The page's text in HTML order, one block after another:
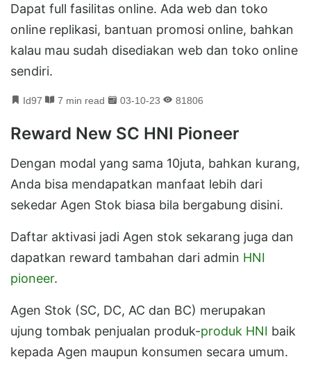
Dapat full fasilitas online. Ada web dan toko
online replikasi, bantuan promosi online, bahkan
kalau mau sudah disediakan web dan toko online
sendiri.
Id97 7 min read 03-10-23 81806
Reward New SC HNI Pioneer
Dengan modal yang sama 10juta, bahkan kurang,
Anda bisa mendapatkan manfaat lebih dari
sekedar Agen Stok biasa bila bergabung disini.
Daftar aktivasi jadi Agen stok sekarang juga dan
dapatkan reward tambahan dari admin HNI
pioneer.
Agen Stok (SC, DC, AC dan BC) merupakan
ujung tombak penjualan produk-produk HNI baik
kepada Agen maupun konsumen secara umum.